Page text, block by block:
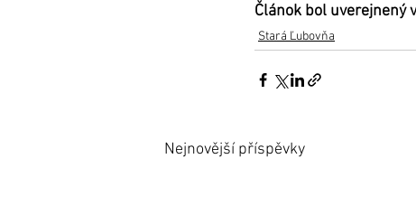
Článok bol uverejnený
Stará Ľubovňa
Nejnovější příspěvky